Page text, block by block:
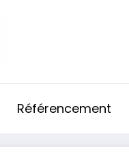
Référencement